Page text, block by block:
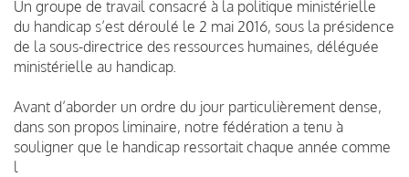
Un groupe de travail consacré à la politique ministérielle
du handicap s’est déroulé le 2 mai 2016, sous la présidence
de la sous-directrice des ressources humaines, déléguée
ministérielle au handicap.
Avant d’aborder un ordre du jour particulièrement dense,
dans son propos liminaire, notre fédération a tenu à
souligner que le handicap ressortait chaque année comme
l